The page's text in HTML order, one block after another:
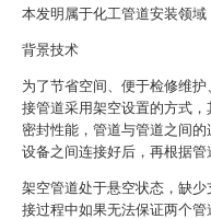
本发明属于化工管道安装领域
背景技术
为了节省空间、便于检修维
接管道采用架空设置的方式
密封性能，管道与管道之间
设备之间连接好后，再根据管
架空管道处于悬空状态，缺
接过程中如果无法保证两个